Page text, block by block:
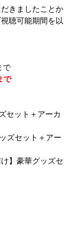
きましたことか
聴可能期間を以
で
で
セット＋アーカ
ズセット＋アー
】豪華グッズセ